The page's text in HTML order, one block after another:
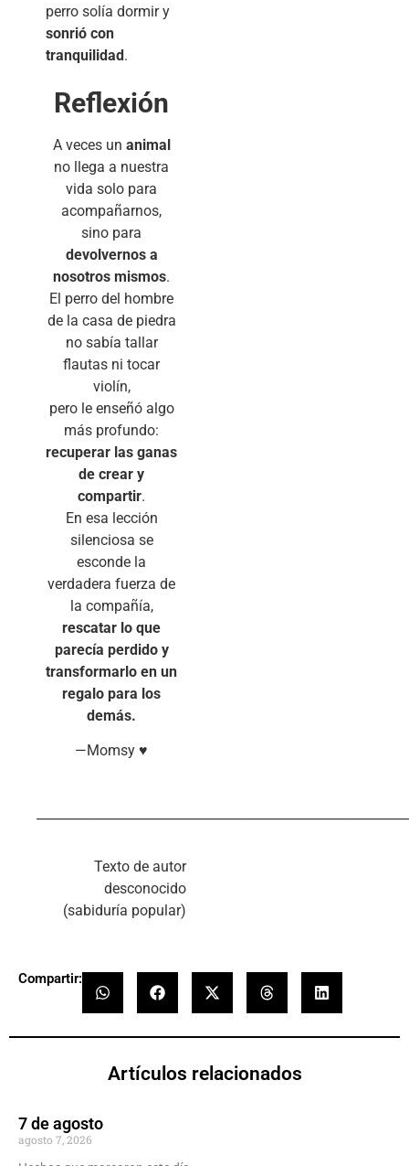
perro solía dormir y
sonrió con
tranquilidad.
Reflexión
A veces un animal
no llega a nuestra
vida solo para
acompañarnos,
sino para
devolvernos a
nosotros mismos.
El perro del hombre
de la casa de piedra
no sabía tallar
flautas ni tocar
violín,
pero le enseñó algo
más profundo:
recuperar las ganas
de crear y
compartir.
En esa lección
silenciosa se
esconde la
verdadera fuerza de
la compañía,
rescatar lo que
parecía perdido y
transformarlo en un
regalo para los
demás.
—Momsy ♥
Texto de autor
desconocido
(sabiduría popular)
Compartir:
Artículos relacionados
7 de agosto
agosto 7, 2026